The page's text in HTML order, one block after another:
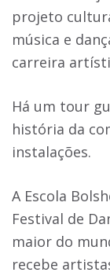
projeto
música e
carreira
Há um tour
história da
instalações.
A Escola
Festival de
maior do
recebe